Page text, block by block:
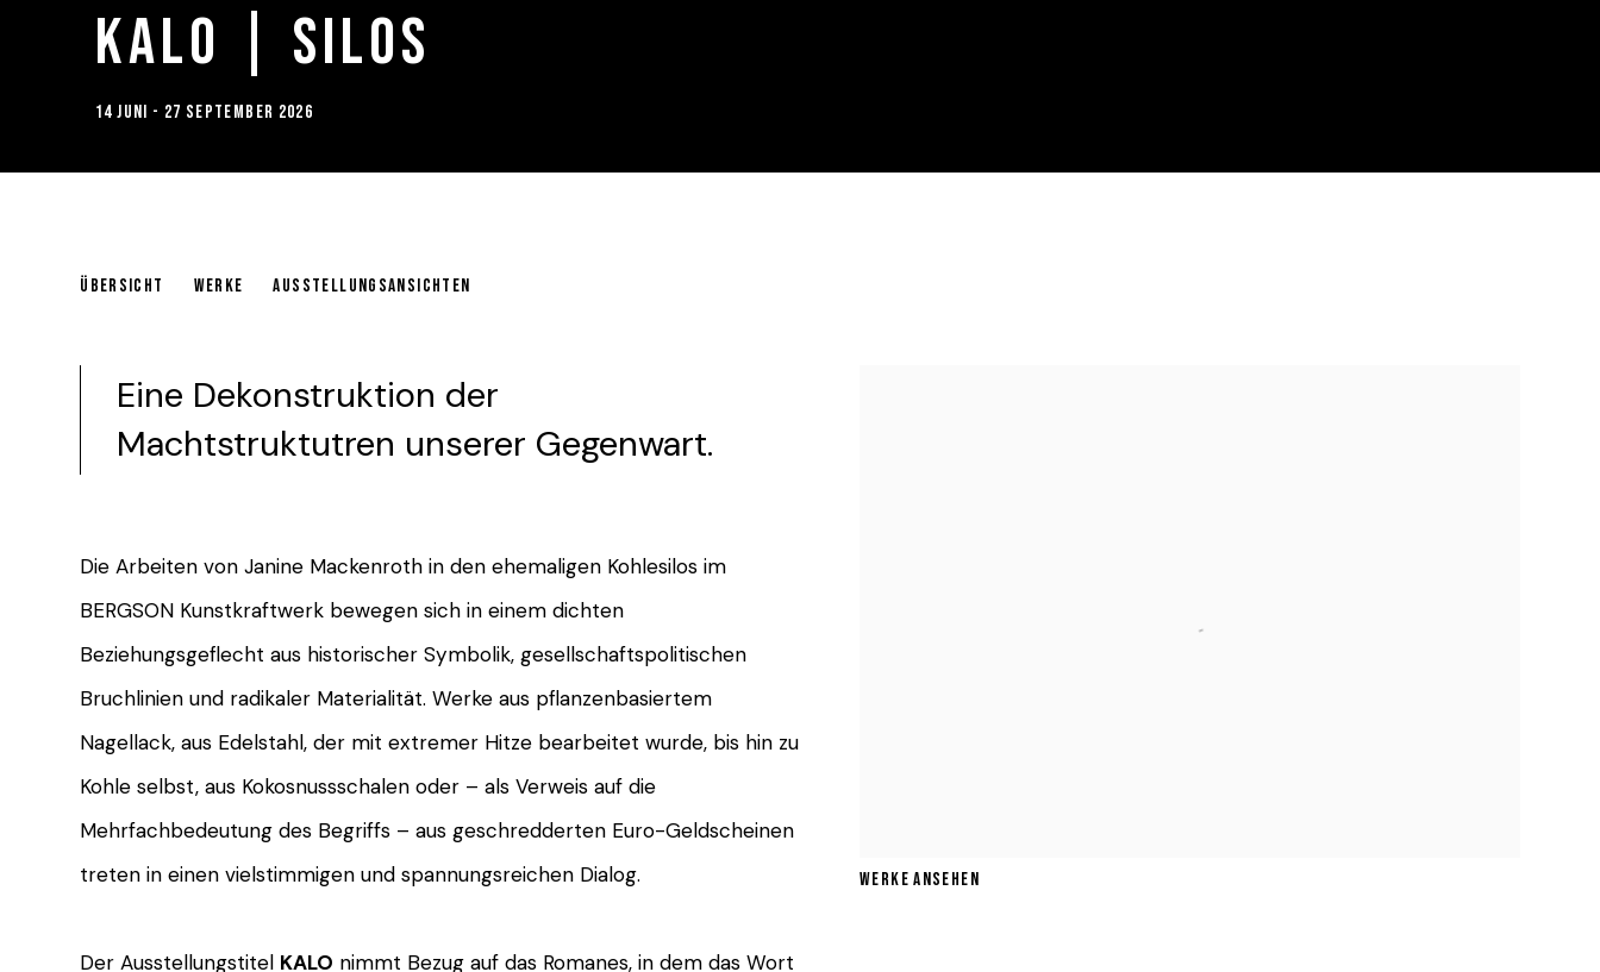
KALO | SILOS
14 JUNI - 27 SEPTEMBER 2026
KALO | SILOS
ÜBERSICHT WERKE AUSSTELLUNGSANSICHTEN
WERKE ANSEHEN
Eine Dekonstruktion der
Machtstruktutren unserer Gegenwart.
Die Arbeiten von Janine Mackenroth in den ehemaligen Kohlesilos im
BERGSON Kunstkraftwerk bewegen sich in einem dichten
Beziehungsgeflecht aus historischer Symbolik, gesellschaftspolitischen
Bruchlinien und radikaler Materialität. Werke aus pflanzenbasiertem
Nagellack, aus Edelstahl, der mit extremer Hitze bearbeitet wurde, bis hin zu
Kohle selbst, aus Kokosnussschalen oder – als Verweis auf die
Mehrfachbedeutung des Begriffs – aus geschredderten Euro-Geldscheinen
treten in einen vielstimmigen und spannungsreichen Dialog.
Der Ausstellungstitel KALO nimmt Bezug auf das Romanes, in dem das Wort